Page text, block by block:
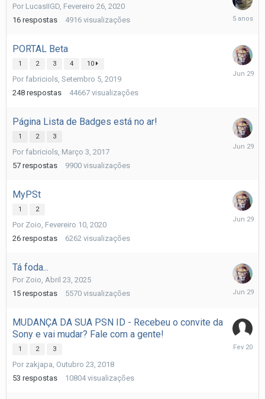
Por LucasIIGD, Fevereiro 26, 2020
16 respostas 4916 visualizações
PORTAL Beta
1 2 3 4 10
Por fabriciols, Setembro 5, 2019
248 respostas 44667 visualizações
Junho
Página Lista de Badges está no ar!
1 2 3
Por fabriciols, Março 3, 2017
57 respostas 9900 visualizações
Junho
MyPSt
1 2
Por Zoio, Fevereiro 10, 2020
26 respostas 6262 visualizações
Junho
Tá foda...
Por Zoio, Abril 23, 2025
15 respostas 5570 visualizações
Junho
MUDANÇA DA SUA PSN ID - Recebeu o convite da
Sony e vai mudar? Fale com a gente!
1 2 3
Por zakjapa, Outubro 23, 2018
53 respostas 10804 visualizações
Fevereiro